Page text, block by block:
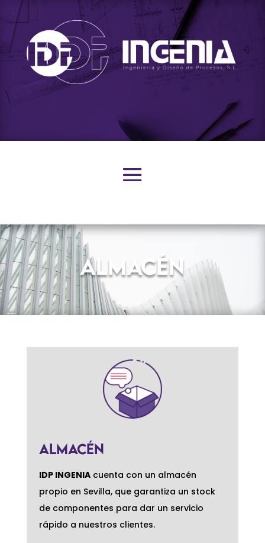
Almacén
almacén
IDP INGENIA cuenta con un almacén
propio en Sevilla, que garantiza un stock
de componentes para dar un servicio
rápido a nuestros clientes.